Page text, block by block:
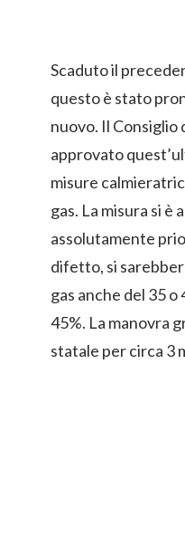
Scaduto il
questo è stato
nuovo. Il Consiglio
approvato
misure
gas. La misura si è
assolutamente
difetto, si
gas anche del 35
45%. La manovra
statale per circa 3